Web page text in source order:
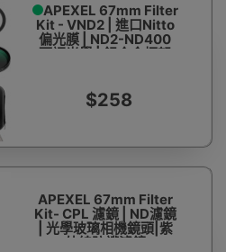
APEXEL 67mm Filter
Kit - VND2 | 進口Nitto
偏光膜 | ND2-ND400
可調光學 | 鋁合金框架
$258
APEXEL 67mm Filter
Kit- CPL 濾鏡 | ND濾鏡
| 光學玻璃相機鏡頭|紫
外線防護濾鏡